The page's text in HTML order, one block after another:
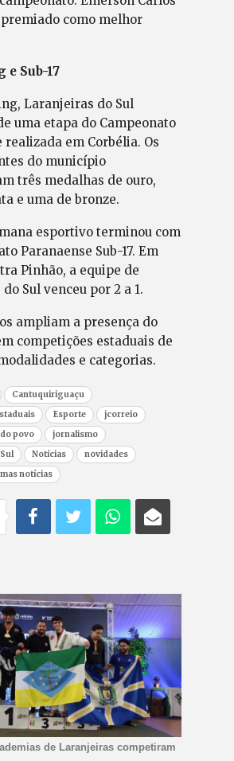
como melhor
Sub-17
Laranjeiras do Sul
uma etapa do Campeonato
realizada em Corbélia. Os
do município
três medalhas de ouro,
e uma de bronze.
esportivo terminou com
Paranaense Sub-17. Em
Pinhão, a equipe de
Sul venceu por 2 a 1.
ampliam a presença do
competições estaduais de
e categorias.
Cantuquiriguaçu
Esporte
jcorreio
povo
jornalismo
Notícias
novidades
notícias
de Laranjeiras competiram